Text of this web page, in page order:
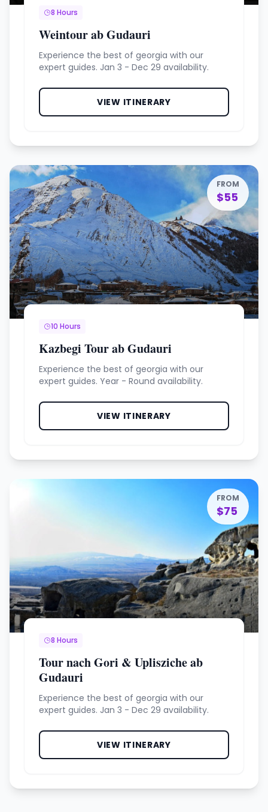
8 Hours
Weintour ab Gudauri
Experience the best of georgia with our
expert guides. Jan 3 - Dec 29 availability.
VIEW ITINERARY
FROM
$55
10 Hours
Kazbegi Tour ab Gudauri
Experience the best of georgia with our
expert guides. Year - Round availability.
VIEW ITINERARY
FROM
$75
8 Hours
Tour nach Gori & Uplisziche ab
Gudauri
Experience the best of georgia with our
expert guides. Jan 3 - Dec 29 availability.
VIEW ITINERARY